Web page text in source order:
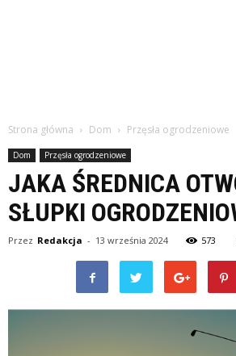
Strona główna Dom Przęsła ogrodzeniowe
Dom Przęsła ogrodzeniowe
JAKA ŚREDNICA
SŁUPKI
Przez Redakcja - 13 września 2024 573